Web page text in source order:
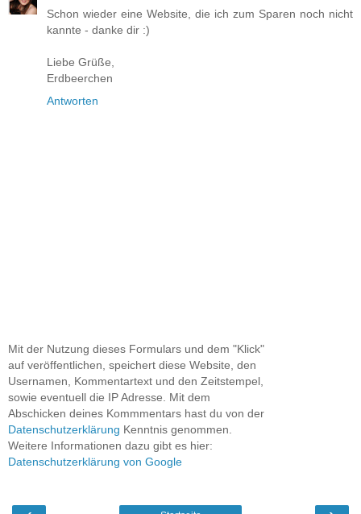
Schon wieder eine Website, die ich zum Sparen noch nicht
kannte - danke dir :)
Liebe Grüße,
Erdbeerchen
Antworten
Mit der Nutzung dieses Formulars und dem "Klick"
auf veröffentlichen, speichert diese Website, den
Usernamen, Kommentartext und den Zeitstempel,
sowie eventuell die IP Adresse. Mit dem
Abschicken deines Kommmentars hast du von der
Datenschutzerklärung Kenntnis genommen.
Weitere Informationen dazu gibt es hier:
Datenschutzerklärung von Google